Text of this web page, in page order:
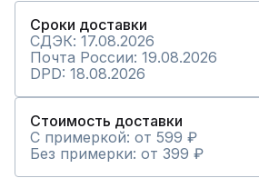
Сроки доставки
СДЭК: 17.08.2026
Почта России: 19.08.2026
DPD: 18.08.2026
Стоимость доставки
С примеркой: от 599 ₽
Без примерки: от 399 ₽